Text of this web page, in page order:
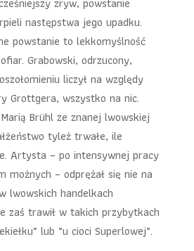
następstwa jego upadku.
powstanie to lekkomyślność
Grabowski, odrzucony,
liczył na względy
Grottgera, wszystko na nic.
Brühl ze znanej lwowskiej
tyleż trwałe, ile
Artysta – po intensywnej pracy
możnych – odprężał się nie na
lwowskich handelkach
zaś trawił w takich przybytkach
lub „u cioci Superlowej”.